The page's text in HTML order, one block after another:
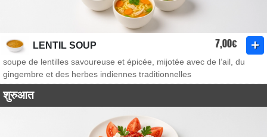
LENTIL SOUP 7,00€
soupe de lentilles savoureuse et épicée, mijotée avec de l’ail, du
gingembre et des herbes indiennes traditionnelles
शुरुआत